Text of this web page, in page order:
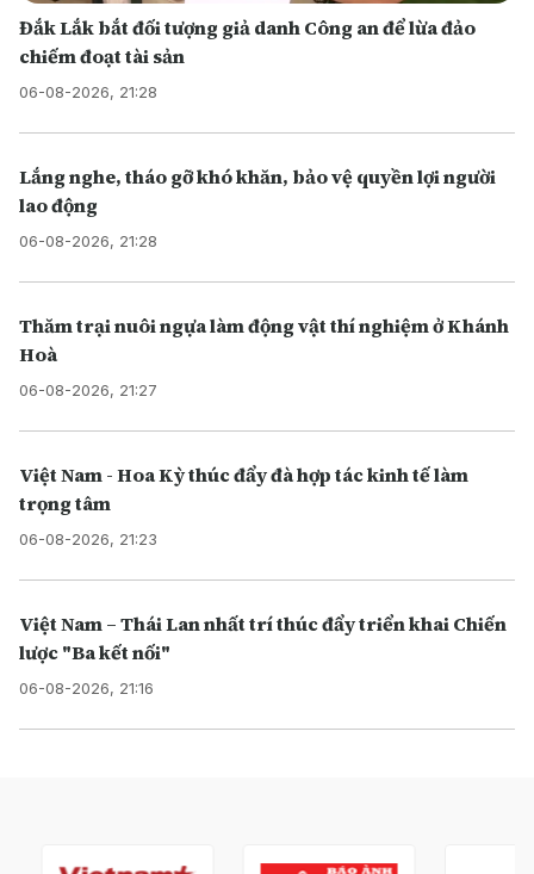
Đắk Lắk bắt đối tượng giả danh Công an để lừa đảo
chiếm đoạt tài sản
06-08-2026, 21:28
Lắng nghe, tháo gỡ khó khăn, bảo vệ quyền lợi người
lao động
06-08-2026, 21:28
Thăm trại nuôi ngựa làm động vật thí nghiệm ở Khánh
Hoà
06-08-2026, 21:27
Việt Nam - Hoa Kỳ thúc đẩy đà hợp tác kinh tế làm
trọng tâm
06-08-2026, 21:23
Việt Nam – Thái Lan nhất trí thúc đẩy triển khai Chiến
lược "Ba kết nối"
06-08-2026, 21:16